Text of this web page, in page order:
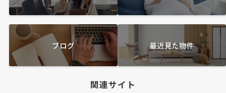
ブログ 最近見た物件
関連サイト